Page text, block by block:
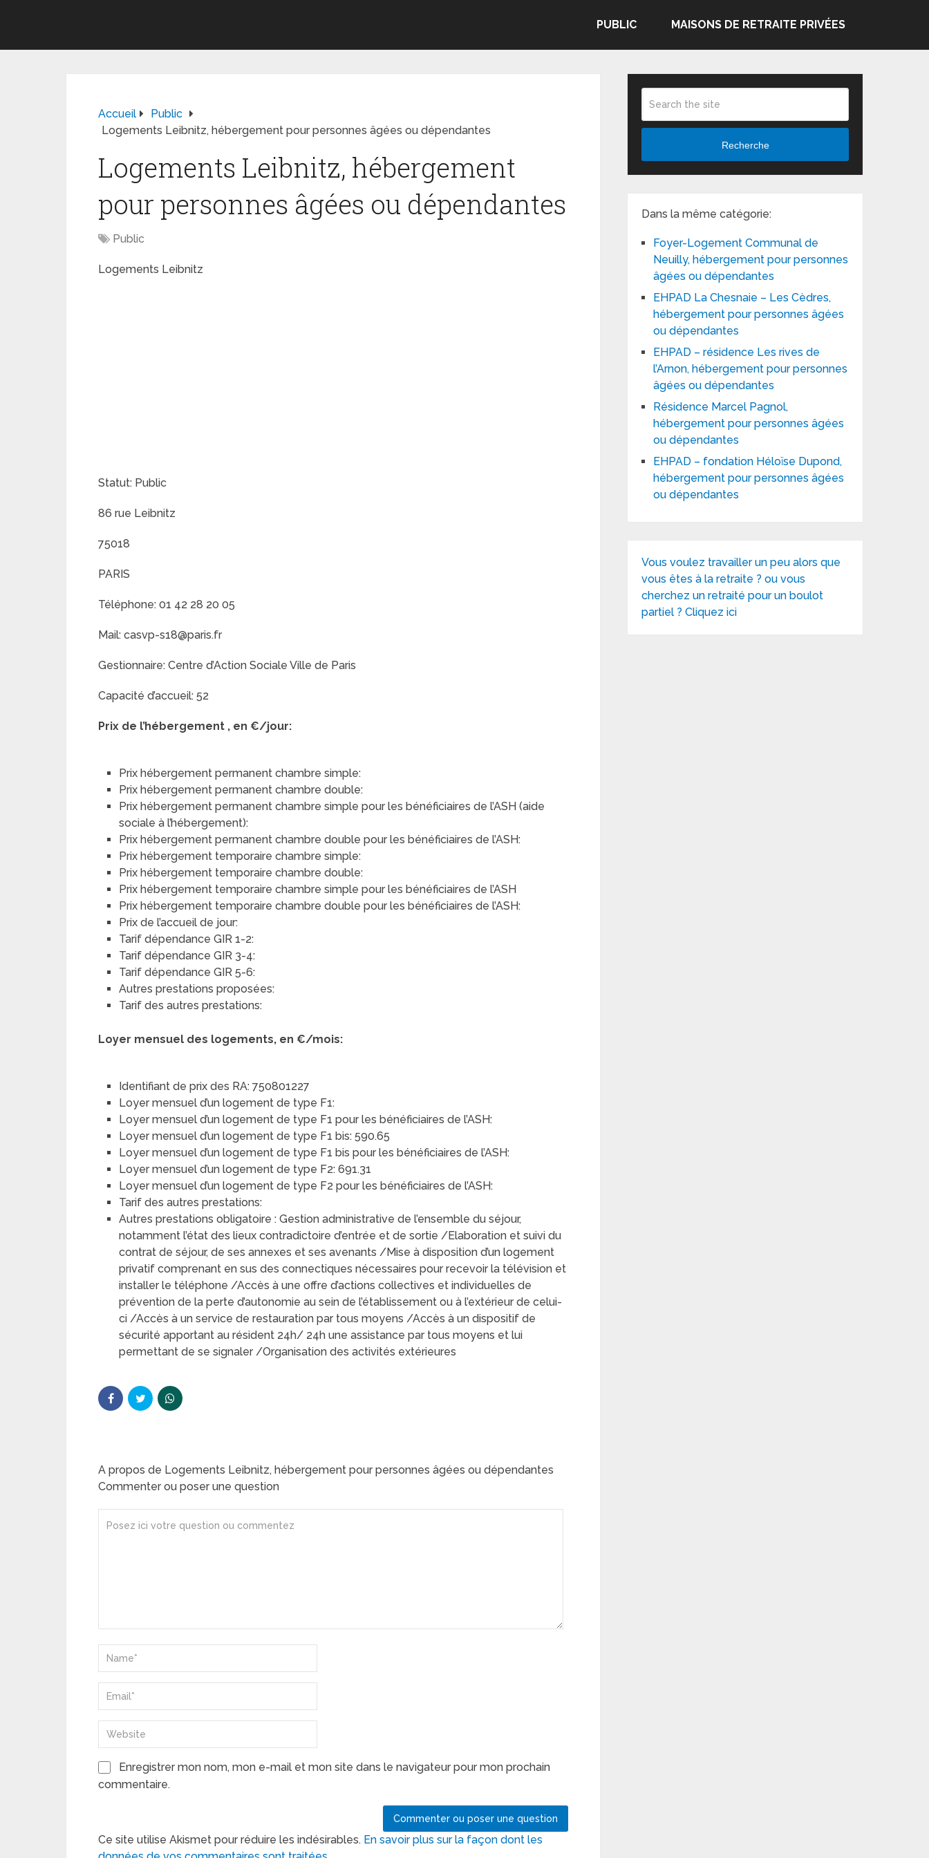
PUBLIC MAISONS DE RETRAITE PRIVÉES
Accueil
Public
Logements Leibnitz, hébergement pour personnes âgées ou dépendantes
Logements Leibnitz, hébergement
pour personnes âgées ou dépendantes
Public
Logements Leibnitz
Statut: Public
86 rue Leibnitz
75018
PARIS
Téléphone: 01 42 28 20 05
Mail: casvp-s18@paris.fr
Gestionnaire: Centre d’Action Sociale Ville de Paris
Capacité d’accueil: 52
Prix de l’hébergement , en €/jour:
Prix hébergement permanent chambre simple:
Prix hébergement permanent chambre double:
Prix hébergement permanent chambre simple pour les bénéficiaires de l’ASH (aide
sociale à l’hébergement):
Prix hébergement permanent chambre double pour les bénéficiaires de l’ASH:
Prix hébergement temporaire chambre simple:
Prix hébergement temporaire chambre double:
Prix hébergement temporaire chambre simple pour les bénéficiaires de l’ASH
Prix hébergement temporaire chambre double pour les bénéficiaires de l’ASH:
Prix de l’accueil de jour:
Tarif dépendance GIR 1-2:
Tarif dépendance GIR 3-4:
Tarif dépendance GIR 5-6:
Autres prestations proposées:
Tarif des autres prestations:
Loyer mensuel des logements, en €/mois:
Identifiant de prix des RA: 750801227
Loyer mensuel d’un logement de type F1:
Loyer mensuel d’un logement de type F1 pour les bénéficiaires de l’ASH:
Loyer mensuel d’un logement de type F1 bis: 590.65
Loyer mensuel d’un logement de type F1 bis pour les bénéficiaires de l’ASH:
Loyer mensuel d’un logement de type F2: 691.31
Loyer mensuel d’un logement de type F2 pour les bénéficiaires de l’ASH:
Tarif des autres prestations:
Autres prestations obligatoire : Gestion administrative de l’ensemble du séjour,
notamment l’état des lieux contradictoire d’entrée et de sortie /Elaboration et suivi du
contrat de séjour, de ses annexes et ses avenants /Mise à disposition d’un logement
privatif comprenant en sus des connectiques nécessaires pour recevoir la télévision et
installer le téléphone /Accès à une offre d’actions collectives et individuelles de
prévention de la perte d’autonomie au sein de l’établissement ou à l’extérieur de celui-
ci /Accès à un service de restauration par tous moyens /Accès à un dispositif de
sécurité apportant au résident 24h/ 24h une assistance par tous moyens et lui
permettant de se signaler /Organisation des activités extérieures
A propos de Logements Leibnitz, hébergement pour personnes âgées ou dépendantes
Commenter ou poser une question
Enregistrer mon nom, mon e-mail et mon site dans le navigateur pour mon prochain
commentaire.
Ce site utilise Akismet pour réduire les indésirables. En savoir plus sur la façon dont les
Recherche
Dans la même catégorie:
Foyer-Logement Communal de
Neuilly, hébergement pour personnes
âgées ou dépendantes
EHPAD La Chesnaie – Les Cèdres,
hébergement pour personnes âgées
ou dépendantes
EHPAD – résidence Les rives de
l’Arnon, hébergement pour personnes
âgées ou dépendantes
Résidence Marcel Pagnol,
hébergement pour personnes âgées
ou dépendantes
EHPAD – fondation Héloïse Dupond,
hébergement pour personnes âgées
ou dépendantes
Vous voulez travailler un peu alors que
vous êtes à la retraite ? ou vous
cherchez un retraité pour un boulot
partiel ? Cliquez ici